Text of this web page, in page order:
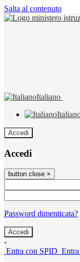
Salta al contenuto
Italiano
Accedi
Accedi
button close ×
Password dimenticata?
-
Entra con SPID